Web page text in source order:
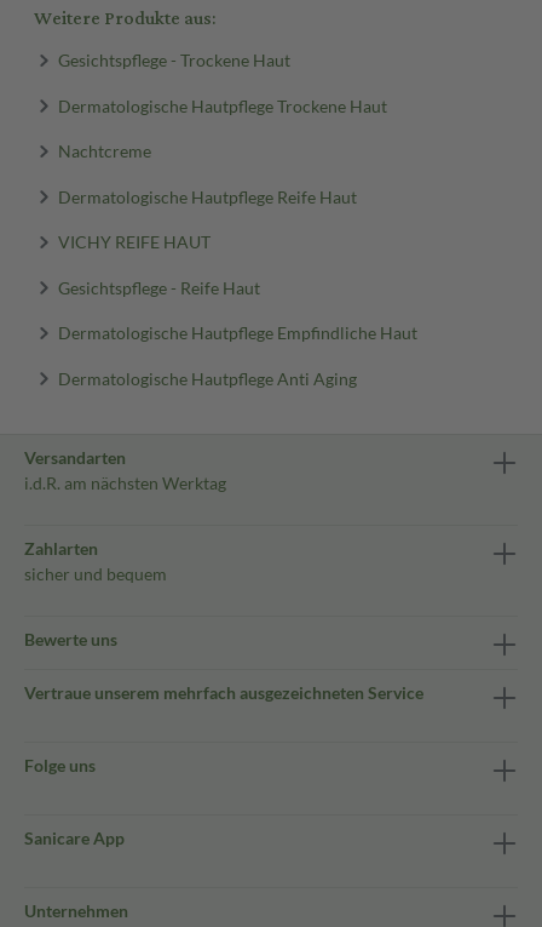
Weitere Produkte aus:
Gesichtspflege - Trockene Haut
Dermatologische Hautpflege Trockene Haut
Nachtcreme
Dermatologische Hautpflege Reife Haut
VICHY REIFE HAUT
Gesichtspflege - Reife Haut
Dermatologische Hautpflege Empfindliche Haut
Dermatologische Hautpflege Anti Aging
Versandarten
i.d.R. am nächsten Werktag
Zahlarten
sicher und bequem
Bewerte uns
Vertraue unserem mehrfach ausgezeichneten Service
Folge uns
Sanicare App
Unternehmen